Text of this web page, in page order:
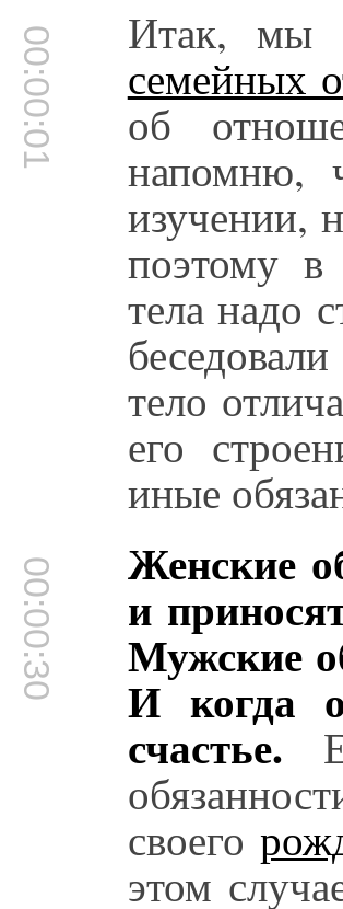
00:00:01 Итак, мы
семейных
об
напомню,
изучении,
поэтому в
тела надо
тело
его
иные
00:00:30 Женские
и
Мужские
И когда
счастье.
своего
этом